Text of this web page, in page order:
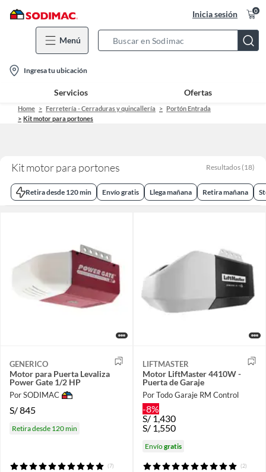
Inicia sesión 0
Menú
Bar
location-
icon
Ingresa tu ubicación
Servicios Ofertas
Home Ferretería - Cerraduras y quincallería
Portón Entrada
Kit motor para portones
Kit motor para portones Resultados (18)
Retira desde 120 min Envío gratis Llega mañana Retira mañana
GENERICO
Motor para Puerta Levaliza
Power Gate 1/2 HP
Por SODIMAC
S/845
Retira desde 120 min
(7)
LIFTMASTER
Motor LiftMaster 4410W -
Puerta de Garaje
Por Todo Garaje RM Control
-8%
S/ 1,430
S/ 1,550
Envíogratis
(2)